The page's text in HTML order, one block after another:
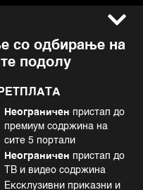
со одбирање на
подолу
Неограничен пристап до
премиум содржина на
сите 5 портали
Неограничен пристап до
ТВ и видео содржина
Ексклузивни приказни и
BLOOMBERG and the
and service marks of